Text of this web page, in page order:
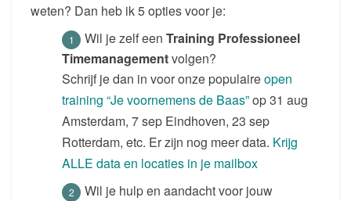
weten? Dan heb ik 5 opties voor je:
Wil je zelf een Training Professioneel
Timemanagementvolgen?
Schrijf je dan in voor onze populaireopen
training “Je voornemens de Baas”op 31 aug
Amsterdam, 7 sep Eindhoven, 23 sep
Rotterdam, etc. Er zijn nog meer data. Krijg
ALLE data en locaties in je mailbox
Wil je hulp en aandacht voor jouw